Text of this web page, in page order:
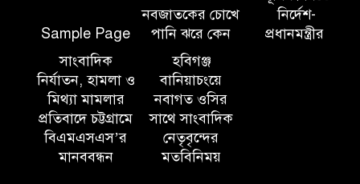
১০ লাখ টাকার চেক ডিজঅনার
মামলায় এক বছরের সাজা
‘সমন্বিত উদ্যোগেই গড়ে উঠবে
আধুনিক সিলেট’ – বাণিজ্যমন্ত্রী
Sample Page
নবজাতকের চোখে
পানি ঝরে কেন
নির্দেশ-
প্রধানমন্ত্রীর
সাংবাদিক
নির্যাতন, হামলা ও
মিথ্যা মামলার
প্রতিবাদে চট্টগ্রামে
বিএমএসএস’র
মানববন্ধন
হবিগঞ্জ
বানিয়াচংয়ে
নবাগত ওসির
সাথে সাংবাদিক
নেতৃবৃন্দের
মতবিনিময়